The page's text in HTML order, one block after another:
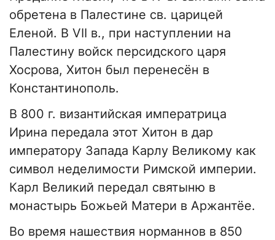
обретена в Палестине св. царицей
Еленой. В VII в., при наступлении на
Палестину войск персидского царя
Хосрова, Хитон был перенесён в
Константинополь.
В 800 г. византийская императрица
Ирина передала этот Хитон в дар
императору Запада Карлу Великому как
символ неделимости Римской империи.
Карл Великий передал святыню в
монастырь Божьей Матери в Аржантёе.
Во время нашествия норманнов в 850